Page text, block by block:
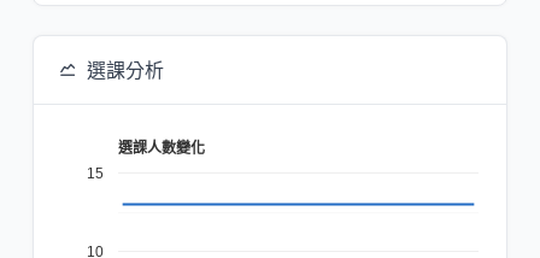
選課分析
選課人數變化
10
15